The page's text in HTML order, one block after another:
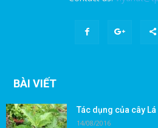
BÀI VIẾT
Tác dụng của cây
14/08/2016